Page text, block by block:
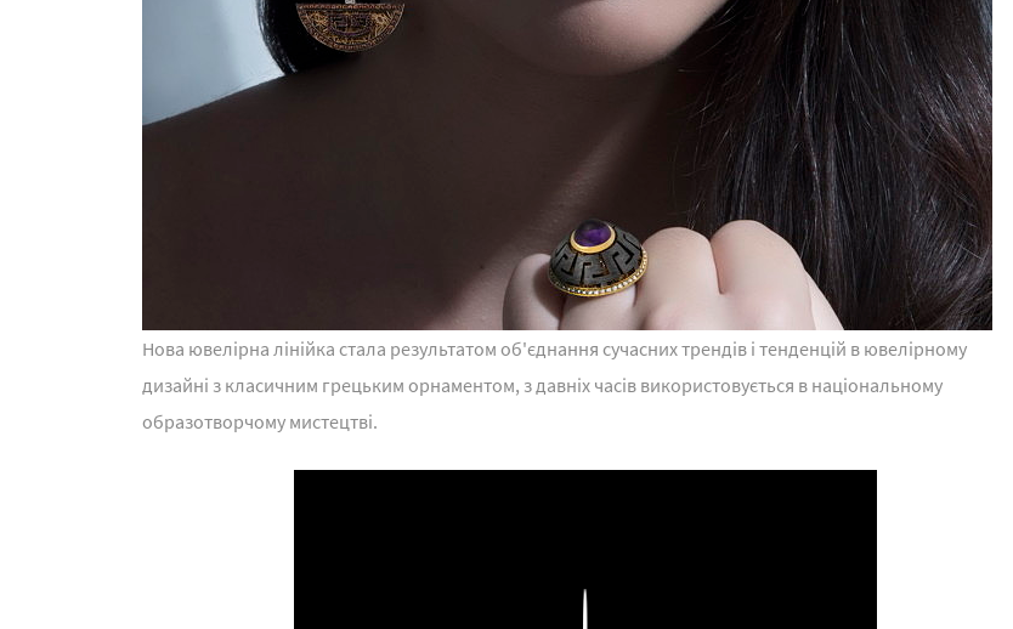
Нова ювелірна лінійка стала результатом об'єднання сучасних трендів і тенденцій в ювелірному
дизайні з класичним грецьким орнаментом, з давніх часів використовується в національному
образотворчому мистецтві.